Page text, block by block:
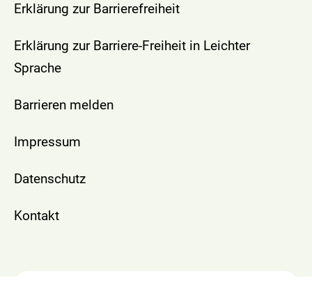
Erklärung zur Barrierefreiheit
Erklärung zur Barriere-Freiheit in Leichter
Sprache
Barrieren melden
Impressum
Datenschutz
Kontakt